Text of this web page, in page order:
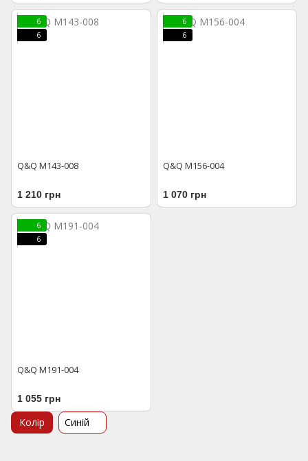
6
6
Q&Q M143-008
1 210 грн
6
6
Q&Q M156-004
1 070 грн
6
6
Q&Q M191-004
1 055 грн
Колір Синій